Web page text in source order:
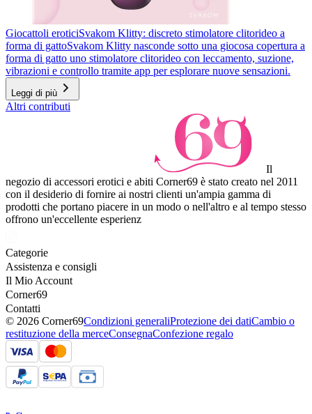
Giocattoli eroticiSvakom Klitty: discreto stimolatore clitorideo a
forma di gattoSvakom Klitty nasconde sotto una giocosa copertura a
forma di gatto uno stimolatore clitorideo con leccamento, suzione,
vibrazioni e controllo tramite app per esplorare nuove sensazioni.
Leggi di più
Altri contributi
Il
negozio di accessori erotici e abiti Corner69 è stato creato nel 2011
con il desiderio di fornire ai nostri clienti un'ampia gamma di
prodotti che portano piacere in un modo o nell'altro e al tempo stesso
offrono un'eccellente esperienz
Categorie
Assistenza e consigli
Il Mio Account
Corner69
Contatti
© 2026 Corner69Condizioni generaliProtezione dei datiCambio o
restituzione della merceConsegnaConfezione regalo